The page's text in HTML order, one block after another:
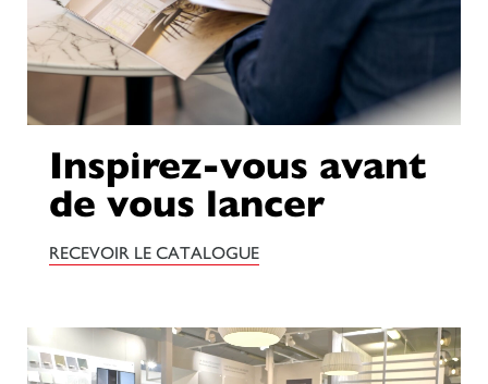
Inspirez-vous avant
de vous lancer
RECEVOIR LE CATALOGUE